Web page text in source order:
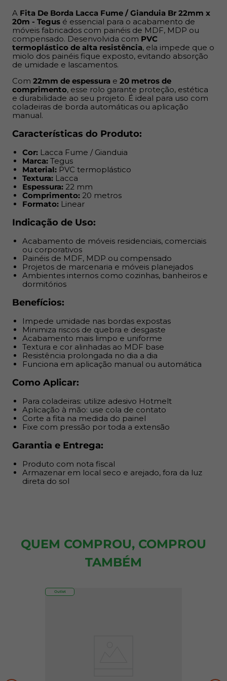
Formato: Linear
Indicação de Uso:
Acabamento de móveis residenciais, comerciais ou
corporativos
Painéis de MDF, MDP ou compensado
Projetos de marcenaria e móveis planejados
Ambientes internos como cozinhas, banheiros e
dormitórios
Benefícios:
Impede umidade nas bordas expostas
Minimiza riscos de quebra e desgaste
Acabamento mais limpo e uniforme
Textura e cor alinhadas ao MDF base
Resistência prolongada no dia a dia
Para coladeiras: utilize adesivo Hotmelt
Aplicação à mão: use cola de contato
Corte a fita na medida do painel
Fixe com pressão por toda a extensão
Garantia e Entrega:
Produto com nota fiscal
Armazenar em local seco e arejado, fora da luz direta
do sol
A Fita De Borda Lacca Fume / Gianduia Br 22mm x
20m - Tegus é essencial para o acabamento de
móveis fabricados com painéis de MDF, MDP ou
compensado. Desenvolvida com PVC
termoplástico de alta resistência, ela impede que o
miolo dos painéis fique exposto, evitando absorção
de umidade e lascamentos.
Com 22mm de espessura e 20 metros de
comprimento, esse rolo garante proteção, estética
e durabilidade ao seu projeto. É ideal para uso com
coladeiras de borda automáticas ou aplicação
manual.
Características do Produto:
Cor: Lacca Fume / Gianduia
Marca: Tegus
Material: PVC termoplástico
Textura: Lacca
Espessura: 22 mm
Comprimento: 20 metros
Formato: Linear
Indicação de Uso:
Acabamento de móveis residenciais, comerciais
ou corporativos
Painéis de MDF, MDP ou compensado
Projetos de marcenaria e móveis planejados
Ambientes internos como cozinhas, banheiros e
dormitórios
Benefícios:
Impede umidade nas bordas expostas
Minimiza riscos de quebra e desgaste
Acabamento mais limpo e uniforme
Textura e cor alinhadas ao MDF base
Resistência prolongada no dia a dia
Funciona em aplicação manual ou automática
Como Aplicar:
Para coladeiras: utilize adesivo Hotmelt
Aplicação à mão: use cola de contato
Corte a fita na medida do painel
Fixe com pressão por toda a extensão
Garantia e Entrega:
Produto com nota fiscal
Armazenar em local seco e arejado, fora da luz
direta do sol
QUEM COMPROU, COMPROU
TAMBÉM
Outlet